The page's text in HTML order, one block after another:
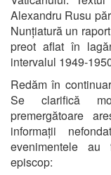
Alexandru Rusu
Nunțiatură un
preot aflat în
intervalul 1949-
Redăm în
Se clarifică
premergătoare
informații
evenimentele
episcop: